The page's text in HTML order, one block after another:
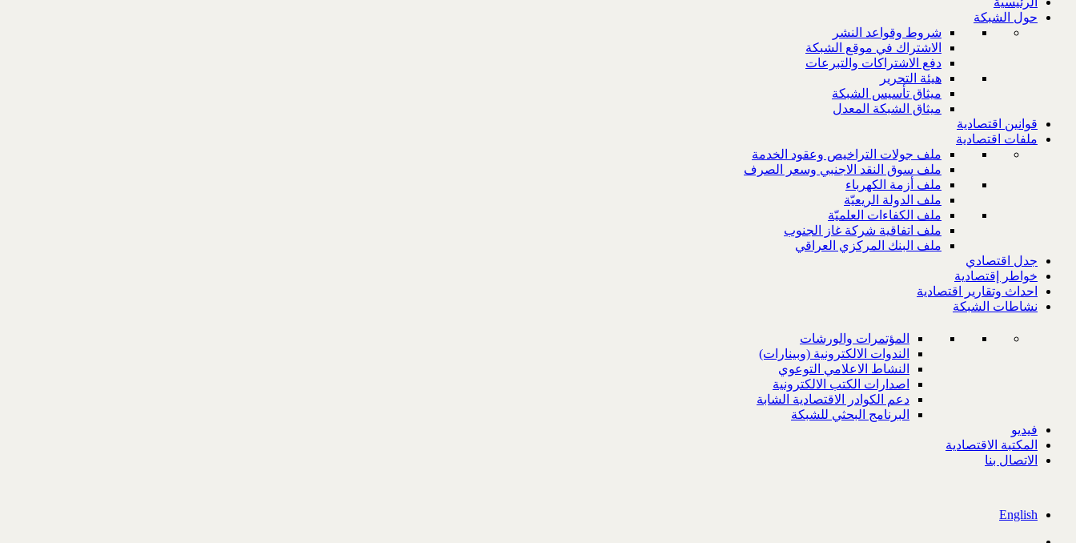
حول الشبكة
شروط وقواعد النشر
الاشتراك في موقع الشبكة
دفع الاشتراكات والتبرعات
هيئة التحرير
ميثاق تأسيس الشبكة
ميثاق الشبكة المعدل
قوانين اقتصادية
ملفات اقتصادية
ملف جولات التراخيص وعقود الخدمة
ملف سوق النقد الاجنبي وسعر الصرف
ملف أزمة الكهرباء
ملف الدولة الريعيّة
ملف الكفاءات العلميّة
ملف اتفاقية شركة غاز الجنوب
ملف البنك المركزي العراقي
جدل اقتصادي
خواطر إقتصادية
احداث وتقارير اقتصادية
نشاطات الشبكة
المؤتمرات والورشات
الندوات الالكترونية (وبينارات)
النشاط الاعلامي التوعوي
اصدارات الكتب الالكترونية
دعم الكوادر الاقتصادية الشابة
البرنامج البحثي للشبكة
فيديو
المكتبة الاقتصادية
الاتصال بنا
English